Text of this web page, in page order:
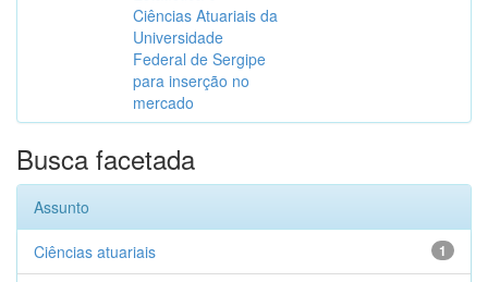
Ciências Atuariais da
Universidade
Federal de Sergipe
para inserção no
mercado
Busca facetada
Assunto
1
Ciências atuariais